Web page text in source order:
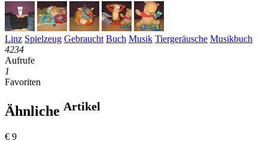
Linz Spielzeug Gebraucht Buch Musik Tiergeräusche Musikbuch
4234
Aufrufe
1
Favoriten
Ähnliche Artikel
€ 9